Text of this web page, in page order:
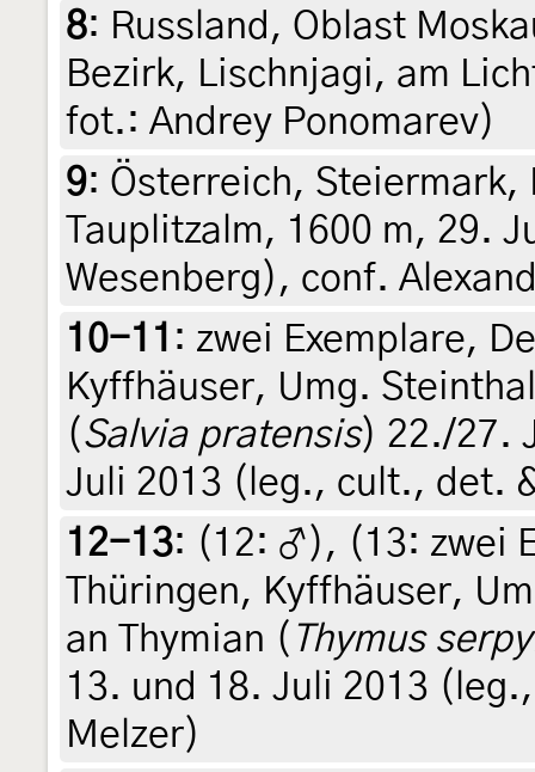
8: Russland, Oblast
Bezirk, Lischnjagi, am
fot.: Andrey Ponomarev)
9: Österreich,
Tauplitzalm, 1600 m, 29.
Wesenberg), conf.
10-11 : zwei Exemplare,
Kyffhäuser, Umg.
(Salvia pratensis) 22./27.
Juli 2013 (leg., cult., det.
12-13: (12: ♂), (13: zwei
Thüringen, Kyffhäuser,
an Thymian ( Thymus
13. und 18. Juli 2013
Melzer)